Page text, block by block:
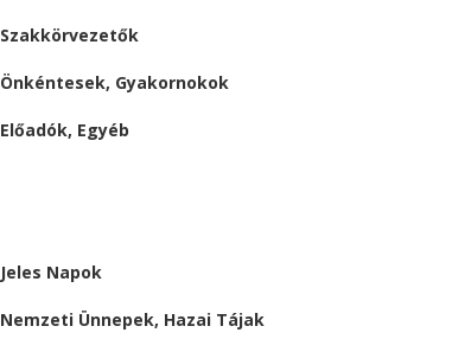
Szakkörvezetők
Önkéntesek, Gyakornokok
Előadók, Egyéb
Jeles Napok
Nemzeti Ünnepek, Hazai Tájak